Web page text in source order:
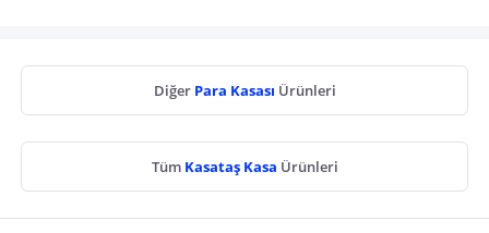
Diğer Para Kasası Ürünleri
Tüm Kasataş Kasa Ürünleri